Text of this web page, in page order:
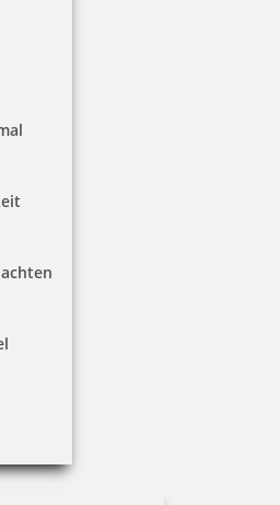
Abdruck: alles wird gut